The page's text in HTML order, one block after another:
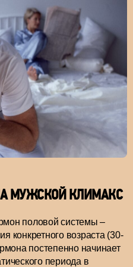
МУЖСКОЙ КЛИМАКС
половой системы –
конкретного возраста (30-
постепенно начинает
периода в